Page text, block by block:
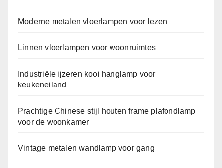
Moderne metalen vloerlampen voor lezen
Linnen vloerlampen voor woonruimtes
Industriële ijzeren kooi hanglamp voor
keukeneiland
Prachtige Chinese stijl houten frame plafondlamp
voor de woonkamer
Vintage metalen wandlamp voor gang